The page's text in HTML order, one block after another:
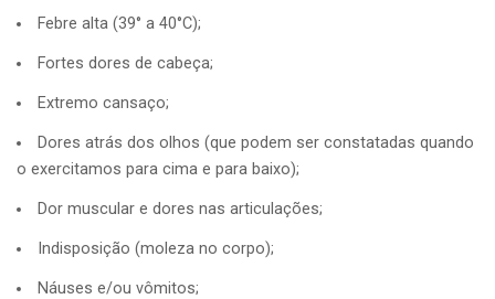
Febre alta (39° a 40°C);
Fortes dores de cabeça;
Extremo cansaço;
Dores atrás dos olhos (que podem ser constatadas quando
o exercitamos para cima e para baixo);
Dor muscular e dores nas articulações;
Indisposição (moleza no corpo);
Náuses e/ou vômitos;